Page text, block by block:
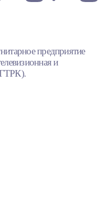
предприятие
и